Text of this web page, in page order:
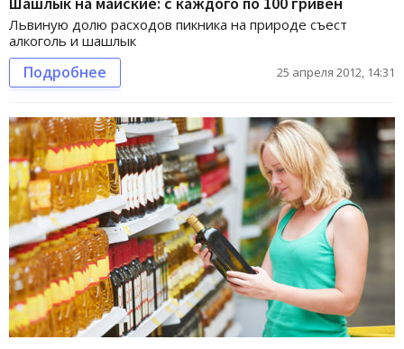
Львиную долю расходов пикника на природе съест
алкоголь и шашлык
Подробнее 25 апреля 2012, 14:31